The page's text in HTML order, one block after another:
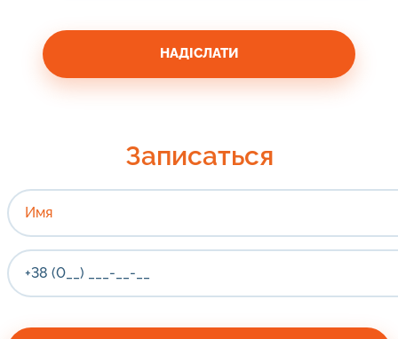
Записаться